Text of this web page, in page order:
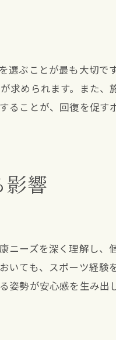
選ぶことが最も大切で
求められます。また、
ることが、回復を促す
響
ニーズを深く理解し、
いても、スポーツ経験
姿勢が安心感を生み出